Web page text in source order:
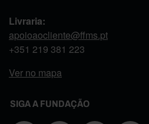
Livraria:
apoioaocliente@ffms.pt
+351 219 381 223
Ver no mapa
SIGA A FUNDAÇÃO